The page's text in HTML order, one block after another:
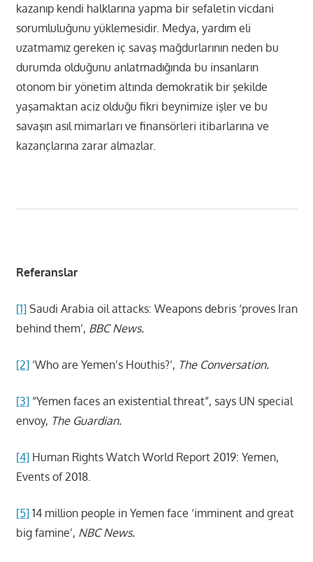
kazanıp kendi halklarına yapma bir sefaletin vicdani
sorumluluğunu yüklemesidir. Medya, yardım eli
uzatmamız gereken iç savaş mağdurlarının neden bu
durumda olduğunu anlatmadığında bu insanların
otonom bir yönetim altında demokratik bir şekilde
yaşamaktan aciz olduğu fikri beynimize işler ve bu
savaşın asıl mimarları ve finansörleri itibarlarına ve
kazançlarına zarar almazlar.
Referanslar
[1]Saudi Arabia oil attacks: Weapons debris ‘proves Iran
behind them’, BBC News.
[2]‘Who are Yemen’s Houthis?’, The Conversation.
[3]“Yemen faces an existential threat”, says UN special
envoy, The Guardian.
[4]Human Rights Watch World Report 2019: Yemen,
Events of 2018.
[5]14 million people in Yemen face ‘imminent and great
big famine’, NBC News.